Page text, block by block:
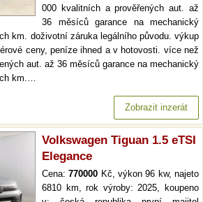
000 kvalitních a prověřených aut. až
36 měsíců garance na mechanický
km. doživotní záruka legálního původu. výkup
ceny, peníze ihned a v hotovosti. více než
aut. až 36 měsíců garance na mechanický
km.…
Zobrazit inzerát
Volkswagen Tiguan 1.5 eTSI
Elegance
Cena:770000 Kč, výkon 96 kw, najeto
6810 km, rok výroby: 2025, koupeno